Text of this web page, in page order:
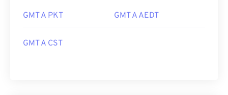
GMT A PKT GMT A AEDT
GMT A CST